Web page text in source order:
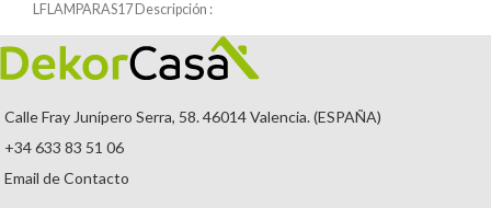
LFLAMPARAS17 Descripción :
Unimos iluminación y diseño
Calle Fray Junípero Serra, 58. 46014 Valencia. (ESPAÑA)
+34 633 83 51 06
Email de Contacto